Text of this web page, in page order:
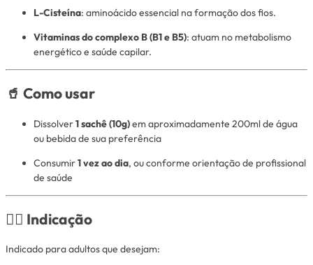
L-Cisteína: aminoácido essencial na formação dos fios.
Vitaminas do complexo B (B1 e B5): atuam no metabolismo
energético e saúde capilar.
🥤 Como usar
Dissolver1 sachê (10g)em aproximadamente 200ml de água
ou bebida de sua preferência
Consumir1 vez ao dia, ou conforme orientação de profissional
de saúde
👩‍⚕️ Indicação
Indicado para adultos que desejam: